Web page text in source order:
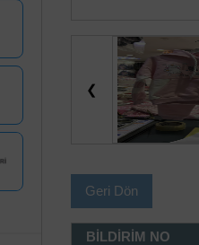
❮
Geri Dön
BİLDİRİM NO